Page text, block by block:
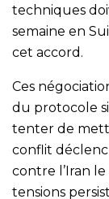
techniques
semaine en
cet accord.
Ces
du protocole
tenter de
conflit
contre l’Iran
tensions